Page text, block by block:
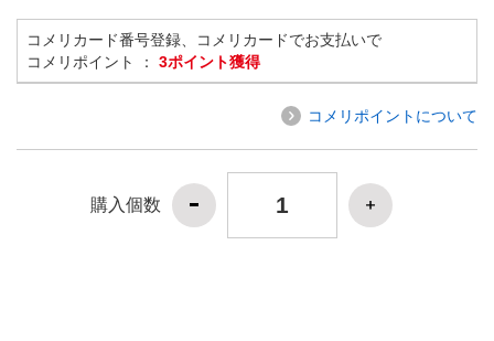
コメリカード番号登録、コメリカードでお支払いで
コメリポイント ： 3ポイント獲得
コメリポイントについて
購入個数